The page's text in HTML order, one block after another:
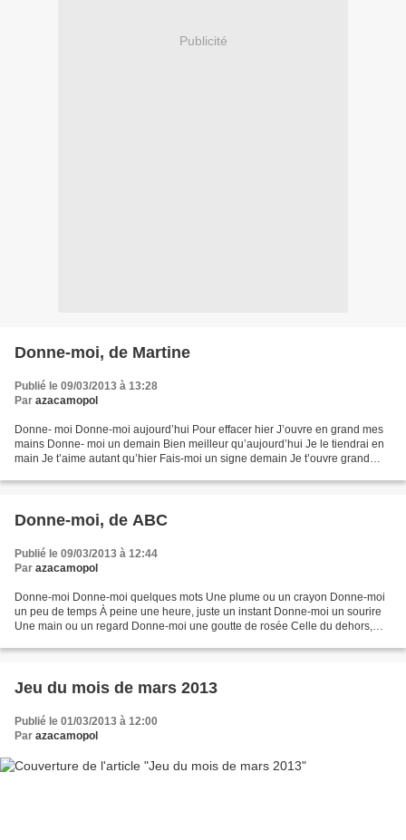
Publicité
Donne-moi, de Martine
Publié le 09/03/2013 à 13:28
Par azacamopol
Donne- moi Donne-moi aujourd’hui Pour effacer hier J’ouvre en grand mes
mains Donne- moi un demain Bien meilleur qu’aujourd’hui Je le tiendrai en
main Je t’aime autant qu’hier Fais-moi un signe demain Je t’ouvre grand
Donne-moi, de ABC
Publié le 09/03/2013 à 12:44
Par azacamopol
Donne-moi Donne-moi quelques mots Une plume ou un crayon Donne-moi
un peu de temps À peine une heure, juste un instant Donne-moi un sourire
Une main ou un regard Donne-moi une goutte de rosée Celle du dehors,
Jeu du mois de mars 2013
Publié le 01/03/2013 à 12:00
Par azacamopol